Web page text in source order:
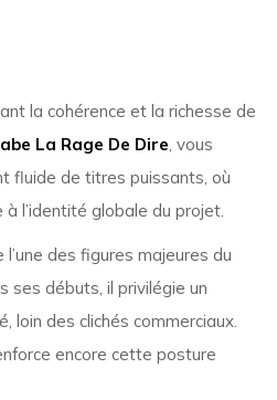
la cohérence et la richesse de
La Rage De Dire, vous
fluide de titres puissants, où
l’identité globale du projet.
l’une des figures majeures du
ses débuts, il privilégie un
loin des clichés commerciaux.
encore cette posture